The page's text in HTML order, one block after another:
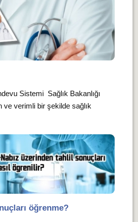
Sistemi Sağlık Bakanlığı
ve verimli bir şekilde sağlık
öğrenme?